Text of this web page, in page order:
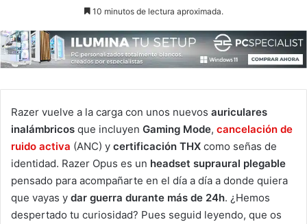
10 minutos de lectura aproximada.
Razer vuelve a la carga con unos nuevos auriculares
inalámbricos que incluyen Gaming Mode, cancelación de
ruido activa (ANC) y certificación THX como señas de
identidad. Razer Opus es un headset supraural plegable
pensado para acompañarte en el día a día a donde quiera
que vayas y dar guerra durante más de 24h. ¿Hemos
despertado tu curiosidad? Pues seguid leyendo, que os